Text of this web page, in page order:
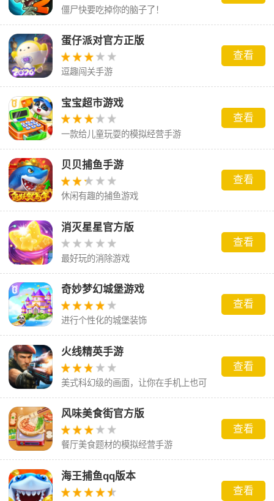
僵尸快要吃掉你的脑子了！
蛋仔派对官方正版
逗趣闯关手游
查看
宝宝超市游戏
一款给儿童玩耍的模拟经营手游
查看
贝贝捕鱼手游
休闲有趣的捕鱼游戏
查看
消灭星星官方版
最好玩的消除游戏
查看
奇妙梦幻城堡游戏
进行个性化的城堡装饰
查看
火线精英手游
美式科幻级的画面，让你在手机上也可
以体验到机制的枪战乐趣
查看
风味美食街官方版
餐厅美食题材的模拟经营手游
查看
海王捕鱼qq版本
查看